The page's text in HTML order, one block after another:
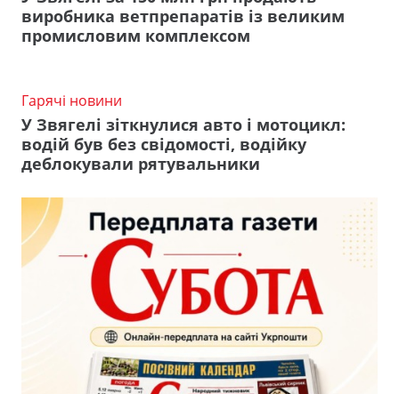
виробника ветпрепаратів із великим
промисловим комплексом
Гарячі новини
У Звягелі зіткнулися авто і мотоцикл:
водій був без свідомості, водійку
деблокували рятувальники